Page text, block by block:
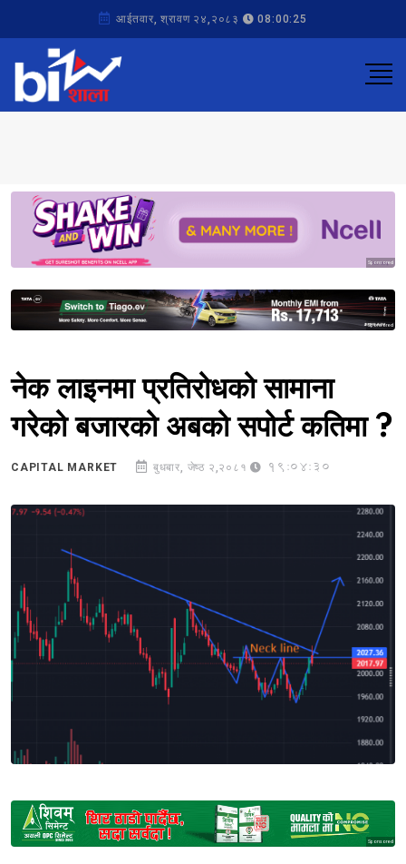
आईतवार, श्रावण २४,२०८३ 08:00:25
Sponsored
Sponsored
नेक लाइनमा प्रतिरोधको सामाना
गरेको बजारको अबको सपोर्ट कतिमा ?
CAPITAL MARKET बुधबार, जेष्ठ २,२०८१ 19:04:30
Sponsored